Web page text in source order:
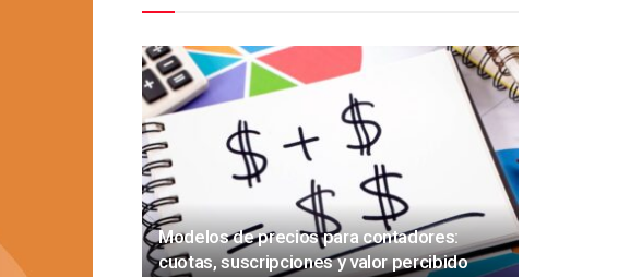
Modelos de precios para contadores:
cuotas, suscripciones y valor percibido